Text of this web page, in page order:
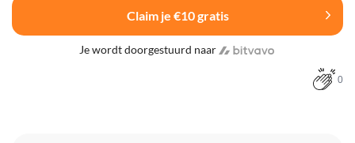
Claim je €10 gratis
Je wordt doorgestuurd naar
0